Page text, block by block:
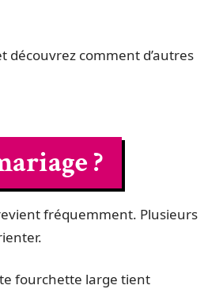
découvrez comment d’autres
?
fréquemment. Plusieurs
fourchette large tient